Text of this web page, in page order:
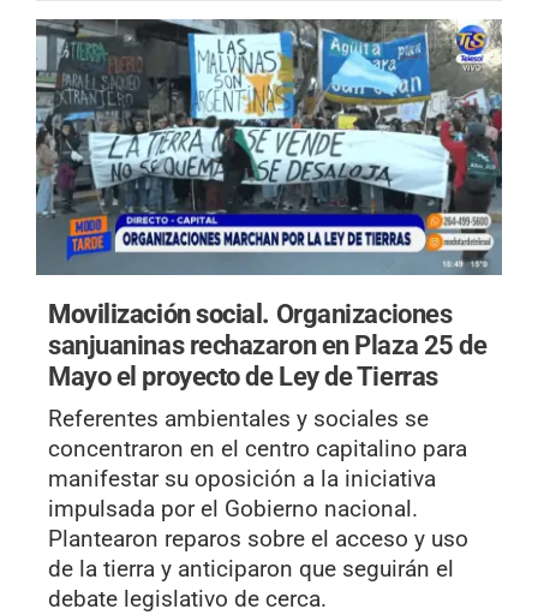
Movilización social. Organizaciones
sanjuaninas rechazaron en Plaza 25 de
Mayo el proyecto de Ley de Tierras
Referentes ambientales y sociales se
concentraron en el centro capitalino para
manifestar su oposición a la iniciativa
impulsada por el Gobierno nacional.
Plantearon reparos sobre el acceso y uso
de la tierra y anticiparon que seguirán el
debate legislativo de cerca.